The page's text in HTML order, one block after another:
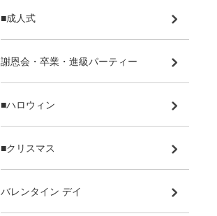
■成人式
謝恩会・卒業・進級パーティー
■ハロウィン
■クリスマス
バレンタイン デイ